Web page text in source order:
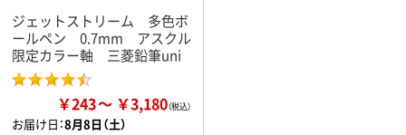
ジェットストリーム 多色ボ
ールペン 0.7mm アスクル
限定カラー軸 三菱鉛筆uni
￥243 ￥3,180
お届け日：8月8日（土）